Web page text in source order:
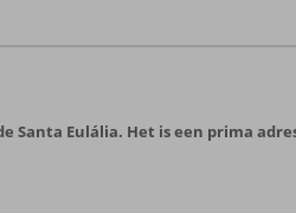
Eulália. Het is een prima